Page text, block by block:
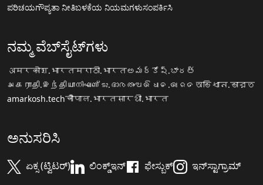
ಪರಿಚಯಗೌಪ್ಯತಾ ನೀತಿಬಳಕೆಯ ನಿಯಮಗಳುಸಂಪರ್ಕಿಸಿ
ನಮ್ಮ ವೆಬ್‌ಸೈಟ್‌ಗಳು
अमरकोश.भारतमराठी.भारतఅమర్కోష్.భారత్
அகராதி.இந்தியாനിഘണ്ടു.ഭാരതംଅଭିଧାନ.ଭାରତ অভিধান.ভারত
amarkosh.techचौपाल.भारतसारथी.भारत
ಅನುಸರಿಸಿ
ಏಕ್ಸ (ಟ್ವಿಟರ್) ಲಿಂಕ್ಡ್‌ಇನ್ ಫೇಸ್ಬುಕ್ ಇನ್‌ಸ್ಟಾಗ್ರಾಮ್